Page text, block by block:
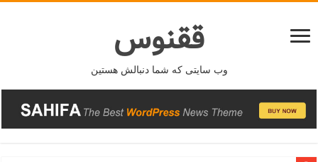
ققنوس
وب سایتی که شما دنبالش هستین